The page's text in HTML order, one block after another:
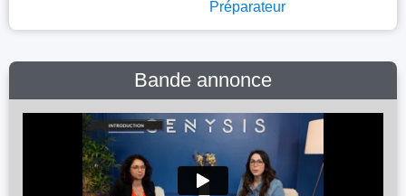
Préparateur
Bande annonce